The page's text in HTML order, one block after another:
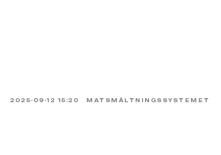
2025-09-12 15:20 MATSMÄLTNINGSSYSTEMET